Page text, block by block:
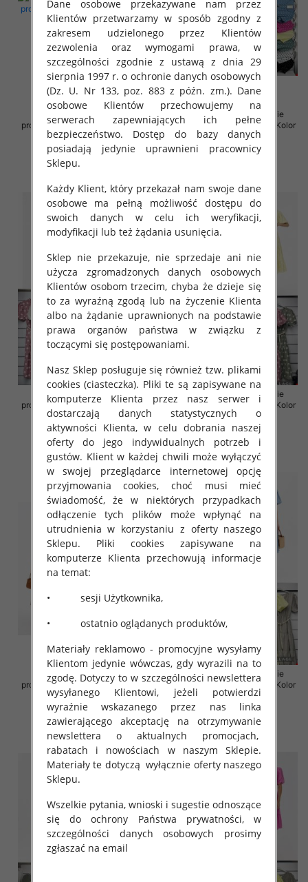
Sukienki damskie (Włoskie
produkt) Roz Standard, Mix Kolor
Paczka 5 szt
35.00 zł
Sukienki damskie (Włoskie
produkt) Roz Standard, Mix Kolor
Paczka 5 szt
36.00 zł
Sukienki damskie (Włoskie
produkt) Roz Standard, Mix Kolor
Paczka 5 szt
43.00 zł
szczegóły
Sukienki damskie (Włoskie
produkt) Roz Standard, Mix Kolor
Paczka 5 szt
43.00 zł
szczegóły
Sukienki damskie (Włoskie
produkt) Roz Standard, Mix Kolor
Paczka 5 szt
43.00 zł
szczegóły
Sukienki damskie (Włoskie
produkt) Roz Standard, Mix Kolor
Paczka 5 szt
45.00 zł
szczegóły
Dane osobowe przekazywane nam przez
Klientów przetwarzamy w sposób zgodny z
zakresem udzielonego przez Klientów
zezwolenia oraz wymogami prawa, w
szczególności zgodnie z ustawą z dnia 29
sierpnia 1997 r. o ochronie danych osobowych
(Dz. U. Nr 133, poz. 883 z późn. zm.). Dane
osobowe Klientów przechowujemy na
serwerach zapewniających ich pełne
bezpieczeństwo. Dostęp do bazy danych
posiadają jedynie uprawnieni pracownicy
Sklepu.
Każdy Klient, który przekazał nam swoje dane
osobowe ma pełną możliwość dostępu do
swoich danych w celu ich weryfikacji,
modyfikacji lub też żądania usunięcia.
Sklep nie przekazuje, nie sprzedaje ani nie
użycza zgromadzonych danych osobowych
Klientów osobom trzecim, chyba że dzieje się
to za wyraźną zgodą lub na życzenie Klienta
albo na żądanie uprawnionych na podstawie
prawa organów państwa w związku z
toczącymi się postępowaniami.
Nasz Sklep posługuje się również tzw. plikami
cookies (ciasteczka). Pliki te są zapisywane na
komputerze Klienta przez nasz serwer i
dostarczają danych statystycznych o
aktywności Klienta, w celu dobrania naszej
oferty do jego indywidualnych potrzeb i
gustów. Klient w każdej chwili może wyłączyć
w swojej przeglądarce internetowej opcję
przyjmowania cookies, choć musi mieć
świadomość, że w niektórych przypadkach
odłączenie tych plików może wpłynąć na
utrudnienia w korzystaniu z oferty naszego
Sklepu. Pliki cookies zapisywane na
komputerze Klienta przechowują informacje
na temat:
• sesji Użytkownika,
• ostatnio oglądanych produktów,
Materiały reklamowo - promocyjne wysyłamy
Klientom jedynie wówczas, gdy wyrazili na to
zgodę. Dotyczy to w szczególności newslettera
wysyłanego Klientowi, jeżeli potwierdzi
wyraźnie wskazanego przez nas linka
zawierającego akceptację na otrzymywanie
newslettera o aktualnych promocjach,
rabatach i nowościach w naszym Sklepie.
Materiały te dotyczą wyłącznie oferty naszego
Sklepu.
Wszelkie pytania, wnioski i sugestie odnoszące
się do ochrony Państwa prywatności, w
szczególności danych osobowych prosimy
zgłaszać na email